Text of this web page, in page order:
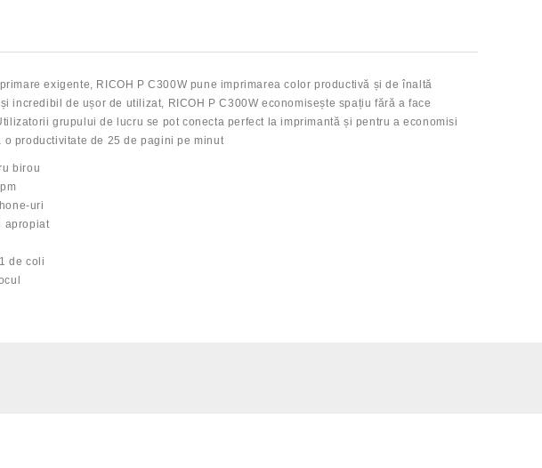
exigente, RICOH P C300W pune imprimarea color productivă și de înaltă
incredibil de ușor de utilizat, RICOH P C300W economisește spațiu fără a face
grupului de lucru se pot conecta perfect la imprimantă și pentru a economisi
productivitate de 25 de pagini pe minut
birou
uri
apropiat
de coli